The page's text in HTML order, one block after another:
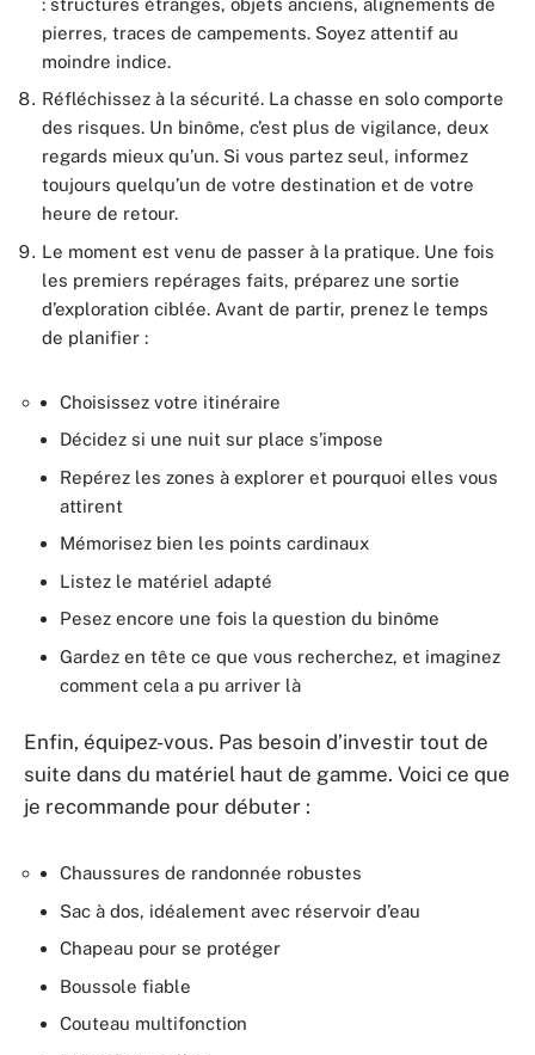
pierres, traces de campements. Soyez attentif au
moindre indice.
Réfléchissez à la sécurité. La chasse en solo comporte
des risques. Un binôme, c’est plus de vigilance, deux
regards mieux qu’un. Si vous partez seul, informez
toujours quelqu’un de votre destination et de votre
heure de retour.
Le moment est venu de passer à la pratique. Une fois
les premiers repérages faits, préparez une sortie
d’exploration ciblée. Avant de partir, prenez le temps
de planifier :
Choisissez votre itinéraire
Décidez si une nuit sur place s’impose
Repérez les zones à explorer et pourquoi elles vous
attirent
Mémorisez bien les points cardinaux
Listez le matériel adapté
Pesez encore une fois la question du binôme
Gardez en tête ce que vous recherchez, et imaginez
comment cela a pu arriver là
Enfin, équipez-vous. Pas besoin d’investir tout de
suite dans du matériel haut de gamme. Voici ce que
je recommande pour débuter :
Chaussures de randonnée robustes
Sac à dos, idéalement avec réservoir d’eau
Chapeau pour se protéger
Boussole fiable
Couteau multifonction